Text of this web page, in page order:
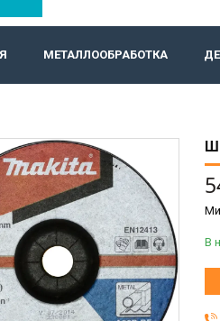
МЕТАЛЛООБРАБОТКА
В